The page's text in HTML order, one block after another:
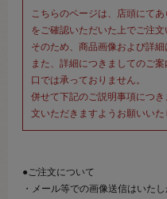
こちらのページは、店頭にて
をご確認いただいた上でご注文
そのため、商品画像および詳細
また、詳細につきましてのご
口では承っておりません。
併せて下記のご説明事項につ
文いただきますようお願いいた
●ご注文について
・メール等での画像送信はいた